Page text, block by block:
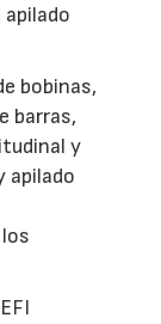
bobinas,
barras,
y
apilado